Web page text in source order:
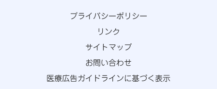
プライバシーポリシー
リンク
サイトマップ
お問い合わせ
医療広告ガイドラインに基づく表示